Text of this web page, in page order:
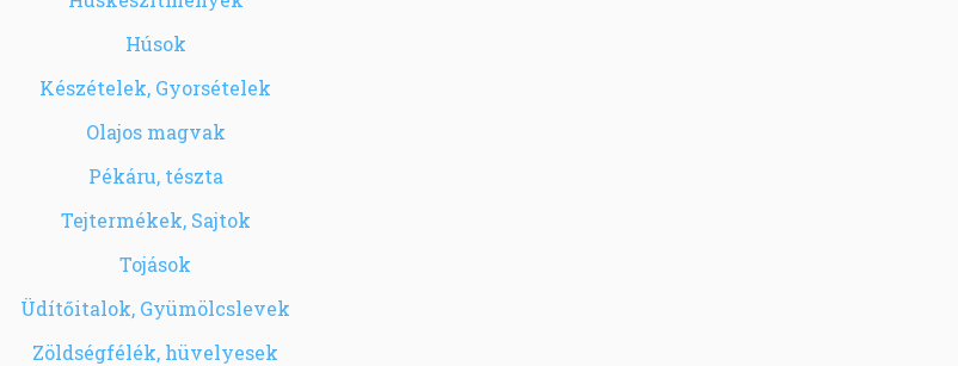
Húsok
Készételek, Gyorsételek
Olajos magvak
Pékáru, tészta
Tejtermékek, Sajtok
Tojások
Üdítőitalok, Gyümölcslevek
Zöldségfélék, hüvelyesek